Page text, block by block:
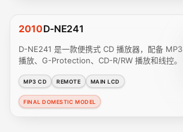
2010D-NE241
D-NE241 是一款便携式 CD 播放器，配备 MP3
播放、G-Protection、CD-R/RW 播放和线控。
MP3 CD REMOTE MAIN LCD
FINAL DOMESTIC MODEL